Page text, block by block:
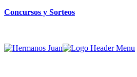
Concursos y Sorteos